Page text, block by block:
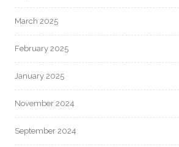
March 2025
February 2025
January 2025
November 2024
September 2024